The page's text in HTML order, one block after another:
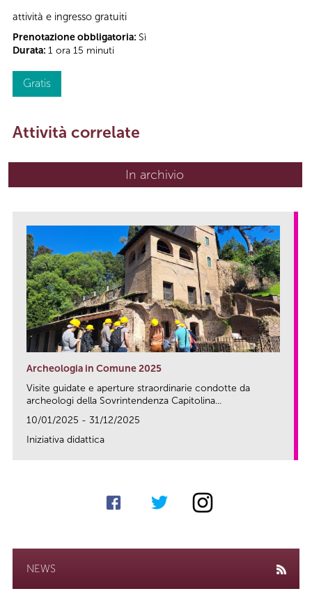
attività e ingresso gratuiti
Prenotazione obbligatoria: Sì
Durata: 1 ora 15 minuti
Gratis
Attività correlate
In archivio
Archeologia in Comune 2025
Visite guidate e aperture straordinarie condotte da
archeologi della Sovrintendenza Capitolina...
10/01/2025 - 31/12/2025
Iniziativa didattica
NEWS